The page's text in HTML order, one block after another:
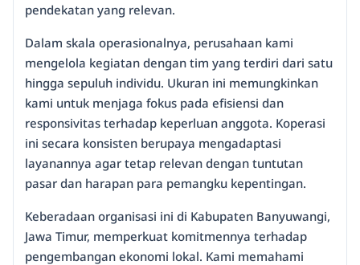
pendekatan yang relevan.
Dalam skala operasionalnya, perusahaan kami
mengelola kegiatan dengan tim yang terdiri dari satu
hingga sepuluh individu. Ukuran ini memungkinkan
kami untuk menjaga fokus pada efisiensi dan
responsivitas terhadap keperluan anggota. Koperasi
ini secara konsisten berupaya mengadaptasi
layanannya agar tetap relevan dengan tuntutan
pasar dan harapan para pemangku kepentingan.
Keberadaan organisasi ini di Kabupaten Banyuwangi,
Jawa Timur, memperkuat komitmennya terhadap
pengembangan ekonomi lokal. Kami memahami